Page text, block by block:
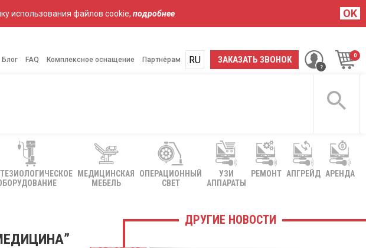
использования файлов cookie, подробнее OK
Блог FAQ Комплексное оснащение Партнёрам ЗАКАЗАТЬ ЗВОНОК
RU
UA
МЕДИЦИНСКАЯ
МЕБЕЛЬ
ОПЕРАЦИОННЫЙ
СВЕТ
УЗИ
АППАРАТЫ
РЕМОНТ АПГРЕЙД АРЕНДА
ДРУГИЕ НОВОСТИ